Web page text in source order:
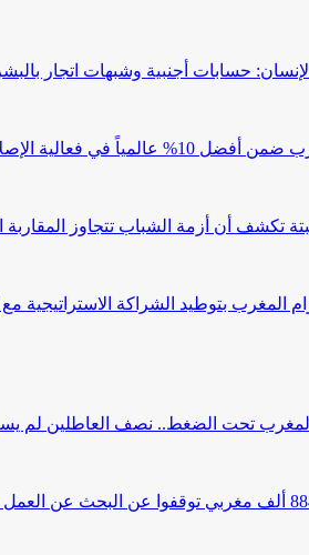
حسابات أجنبية وشبهات اتجار بالبشر
في فعالية الإصلاحات التعليمية
تكشف أن أزمة الشباب تتجاوز المقاربة
المغرب بتوطيد الشراكة الاستراتيجية
تحت الضغط.. نصف العاطلين لم يسبق لهم